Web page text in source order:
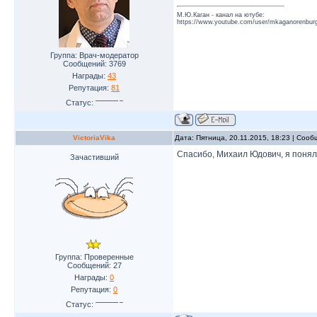
Группа: Врач-модератор
Сообщений: 3769
Награды: 43
Репутация: 81
Статус:
М.Ю.Каган - канал на ютубе:
https://www.youtube.com/user/
VictoriaVika Дата: Пятница, 20.11.2015, 18:23 |
Зачастивший
Группа: Проверенные
Сообщений: 27
Награды: 0
Репутация: 0
Статус:
Спасибо, Михаил Юдович, я